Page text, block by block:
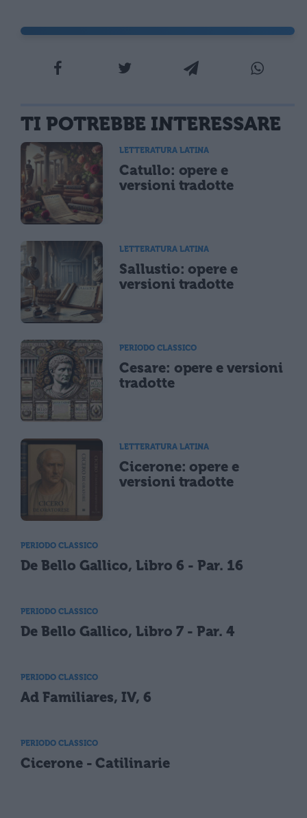
TI POTREBBE INTERESSARE
LETTERATURA LATINA
Catullo: opere e
versioni tradotte
LETTERATURA LATINA
Sallustio: opere e
versioni tradotte
PERIODO CLASSICO
Cesare: opere e versioni
tradotte
LETTERATURA LATINA
Cicerone: opere e
versioni tradotte
PERIODO CLASSICO
De Bello Gallico, Libro 6 - Par. 16
PERIODO CLASSICO
De Bello Gallico, Libro 7 - Par. 4
PERIODO CLASSICO
Ad Familiares, IV, 6
PERIODO CLASSICO
Cicerone - Catilinarie